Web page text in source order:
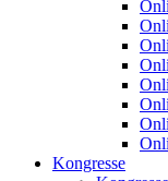
Kongresse